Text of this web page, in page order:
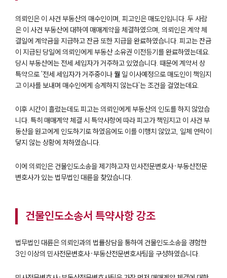
팀소개
대륜의 강점
오시는 길
글로벌 파트너 로펌
고객의 소리
의뢰인은 이 사건 부동산의 매수인이며, 피고인은 매도인입니다. 두 사람
은 이 사건 부동산에 대하여 매매계약을 체결하였으며, 의뢰인은 계약 체
결일에 계약금을 지급하고 잔금 또한 지급을 완료하였습니다. 피고는 잔금
이 지급된 당일에 의뢰인에게 부동산 소유권 이전등기를 완료하였는데요.
당시 부동산에는 전세 세입자가 거주하고 있었습니다. 때문에 계약서 상
특약으로 '전세 세입자가 거주중이나월 일 이사예정으로 매도인이 책임지
고 이사를 보내며 매수인에게 승계하지 않는다'는 조건을 걸었는데요.
이후 시간이 흘렀는데도 피고는 의뢰인에게 부동산의 인도를 하지 않았습
니다. 특히 매매계약 체결 시 특약사항에 따라 피고가 책임지고 이 사건 부
동산을 원고에게 인도하기로 하였음에도 이를 이행치 않았고, 일체 연락이
닿지 않는 상황에 처하였습니다.
이에 의뢰인은 건물인도소송을 제기하고자 민사전문변호사·부동산전문
변호사가 있는 법무법인 대륜을 찾았습니다.
건물인도소송서 특약사항 강조
법무법인 대륜은 의뢰인과의 법률상담을 통하여 건물인도소송을 경험한
3인 이상의 민사전문변호사·부동산전문변호사팀을 구성하였습니다.